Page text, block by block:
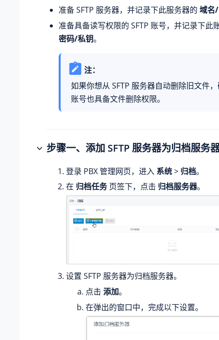
准备 SFTP 服务器，并记录下此服务器的 域名
准备具备读写权限的 SFTP 账号，并记录下此
密码/私钥。
注：
如果你想从 SFTP 服务器自动删除旧文件，
账号也具备文件删除权限。
步骤一、添加 SFTP 服务器为归档服务
登录 PBX 管理网页，进入 系统> 归档。
在 归档任务页签下，点击 归档服务器。
设置 SFTP 服务器为归档服务器。
点击 添加。
在弹出的窗口中，完成以下设置。